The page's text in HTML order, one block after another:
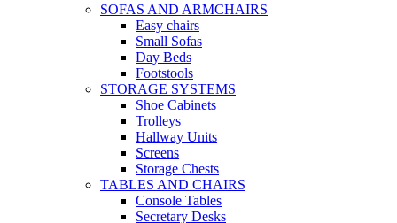
SOFAS AND ARMCHAIRS
Easy chairs
Small Sofas
Day Beds
Footstools
STORAGE SYSTEMS
Shoe Cabinets
Trolleys
Hallway Units
Screens
Storage Chests
TABLES AND CHAIRS
Console Tables
Secretary Desks